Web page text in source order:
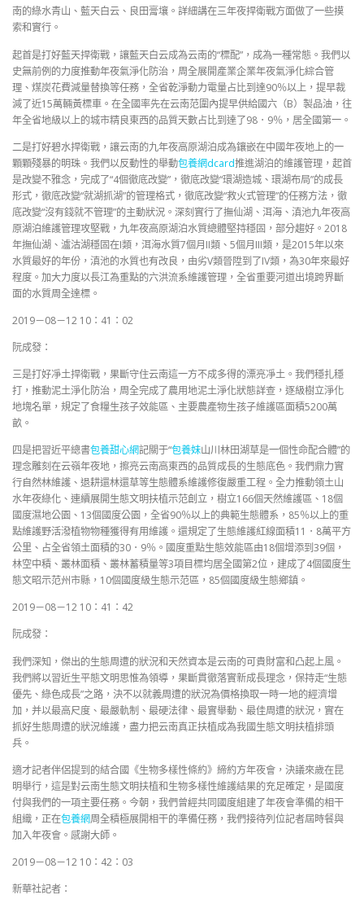
南的綠水青山、藍天白云、良田膏壤。詳細講在三年夜捍衛戰方面做了一些摸
索和實行。
起首是打好藍天捍衛戰，讓藍天白云成為云南的“標配”，成為一種常態。我們以
史無前例的力度推動年夜氣淨化防治，周全展開產業企業年夜氣淨化綜合管
理、煤炭花費減量替換等任務，全省乾淨動力電量占比到達90％以上，提早裁
減了近15萬輛黃標車。在全國率先在云南范圍內提早供給國六（B）製品油，往
年全省地級以上的城市精良東西的品質天數占比到達了98．9％，居全國第一。
二是打好碧水捍衛戰，讓云南的九年夜高原湖泊成為鑲嵌在中國年夜地上的一
顆顆殘暴的明珠。我們以反動性的舉動包養網dcard推進湖泊的維護管理，起首
是改變不雅念，完成了“4個徹底改變”，徹底改變“環湖造城、環湖布局”的成長
形式，徹底改變“就湖抓湖”的管理格式，徹底改變“救火式管理”的任務方法，徹
底改變“沒有錢就不管理”的主動狀況。深刻實行了撫仙湖、洱海、滇池九年夜高
原湖泊維護管理攻堅戰，九年夜高原湖泊水質總體堅持穩固，部分趨好。2018
年撫仙湖、瀘沽湖穩固在I類，洱海水質7個月II類、5個月III類，是2015年以來
水質最好的年份，滇池的水質也有改良，由劣V類晉陞到了IV類，為30年來最好
程度。加大力度以長江為重點的六洪流系維護管理，全省重要河道出境跨界斷
面的水質周全達標。
2019－08－12 10：41：02
阮成發：
三是打好凈土捍衛戰，果斷守住云南這一方不成多得的漂亮凈土。我們穩扎穩
打，推動泥土淨化防治，周全完成了農用地泥土淨化狀態詳查，逐級樹立淨化
地塊名單，規定了食糧生孩子效能區、主要農產物生孩子維護區面積5200萬
畝。
四是把習近平總書包養甜心網記關于“包養妹山川林田湖草是一個性命配合體”的
理念雕刻在云嶺年夜地，擦亮云南高東西的品質成長的生態底色。我們鼎力實
行自然林維護、退耕還林還草等生態體系維護修復嚴重工程。全力推動領土山
水年夜綠化、連續展開生態文明扶植示范創立，樹立166個天然維護區、18個
國度濕地公園、13個國度公園，全省90％以上的典範生態體系，85％以上的重
點維護野活潑植物物種獲得有用維護。還規定了生態維護紅線面積11．8萬平方
公里、占全省領土面積的30．9％。國度重點生態效能區由18個增添到39個，
林空中積、叢林面積、叢林蓄積量等3項目標均居全國第2位，建成了4個國度生
態文昭示范州市縣，10個國度級生態示范區，85個國度級生態鄉鎮。
2019－08－12 10：41：42
阮成發：
我們深知，傑出的生態周遭的狀況和天然資本是云南的可貴財富和凸起上風。
我們將以習近生平態文明思惟為領導，果斷貫徹落實新成長理念，保持走“生態
優先、綠色成長”之路，決不以就義周遭的狀況為價格換取一時一地的經濟增
加，并以最高尺度、最嚴軌制、最硬法律、最實舉動、最佳周遭的狀況，實在
抓好生態周遭的狀況維護，盡力把云南真正扶植成為我國生態文明扶植排頭
兵。
適才記者伴侶提到的結合國《生物多樣性條約》締約方年夜會，決議來歲在昆
明舉行，這是對云南生態文明扶植和生物多樣性維護結果的充足確定，是國度
付與我們的一項主要任務。今朝，我們曾經共同國度組建了年夜會準備的相干
組織，正在包養網周全積極展開相干的準備任務，我們接待列位記者屆時餐與
加入年夜會。感謝大師。
2019－08－12 10：42：03
新華社記者：